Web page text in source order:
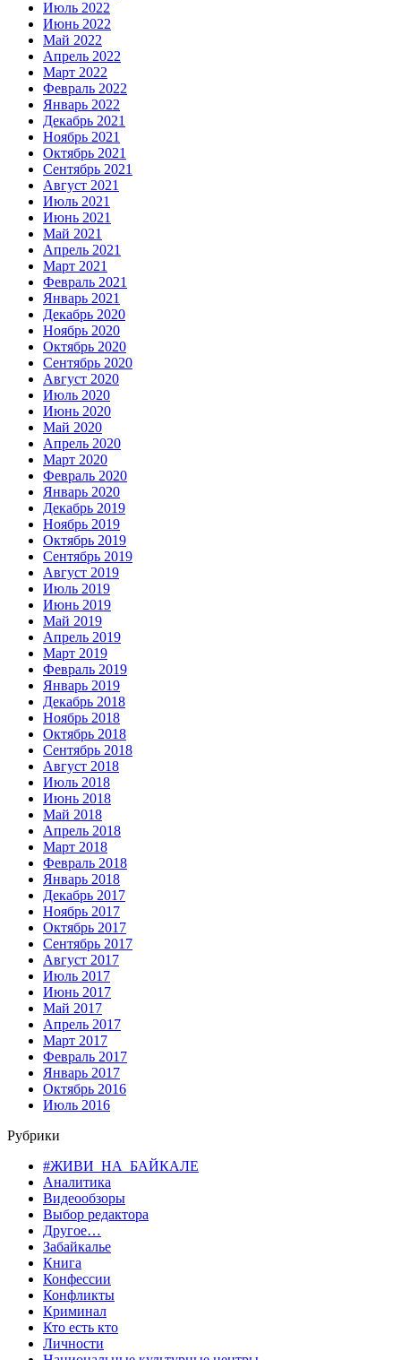
Июль 2022
Июнь 2022
Май 2022
Апрель 2022
Март 2022
Февраль 2022
Январь 2022
Декабрь 2021
Ноябрь 2021
Октябрь 2021
Сентябрь 2021
Август 2021
Июль 2021
Июнь 2021
Май 2021
Апрель 2021
Март 2021
Февраль 2021
Январь 2021
Декабрь 2020
Ноябрь 2020
Октябрь 2020
Сентябрь 2020
Август 2020
Июль 2020
Июнь 2020
Май 2020
Апрель 2020
Март 2020
Февраль 2020
Январь 2020
Декабрь 2019
Ноябрь 2019
Октябрь 2019
Сентябрь 2019
Август 2019
Июль 2019
Июнь 2019
Май 2019
Апрель 2019
Март 2019
Февраль 2019
Январь 2019
Декабрь 2018
Ноябрь 2018
Октябрь 2018
Сентябрь 2018
Август 2018
Июль 2018
Июнь 2018
Май 2018
Апрель 2018
Март 2018
Февраль 2018
Январь 2018
Декабрь 2017
Ноябрь 2017
Октябрь 2017
Сентябрь 2017
Август 2017
Июль 2017
Июнь 2017
Май 2017
Апрель 2017
Март 2017
Февраль 2017
Январь 2017
Октябрь 2016
Июль 2016
Рубрики
#ЖИВИ_НА_БАЙКАЛЕ
Аналитика
Видеообзоры
Выбор редактора
Другое…
Забайкалье
Книга
Конфессии
Конфликты
Криминал
Кто есть кто
Личности